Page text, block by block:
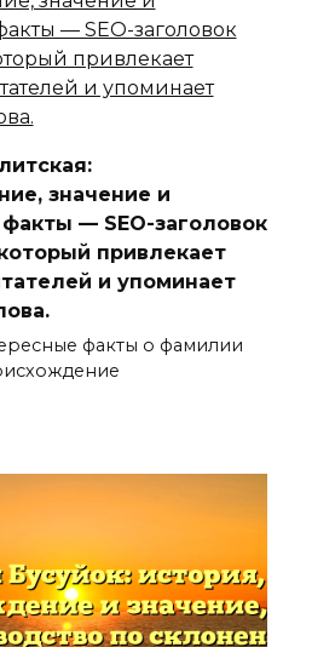
значение и
— SEO-заголовок
привлекает
и упоминает
факты о фамилии